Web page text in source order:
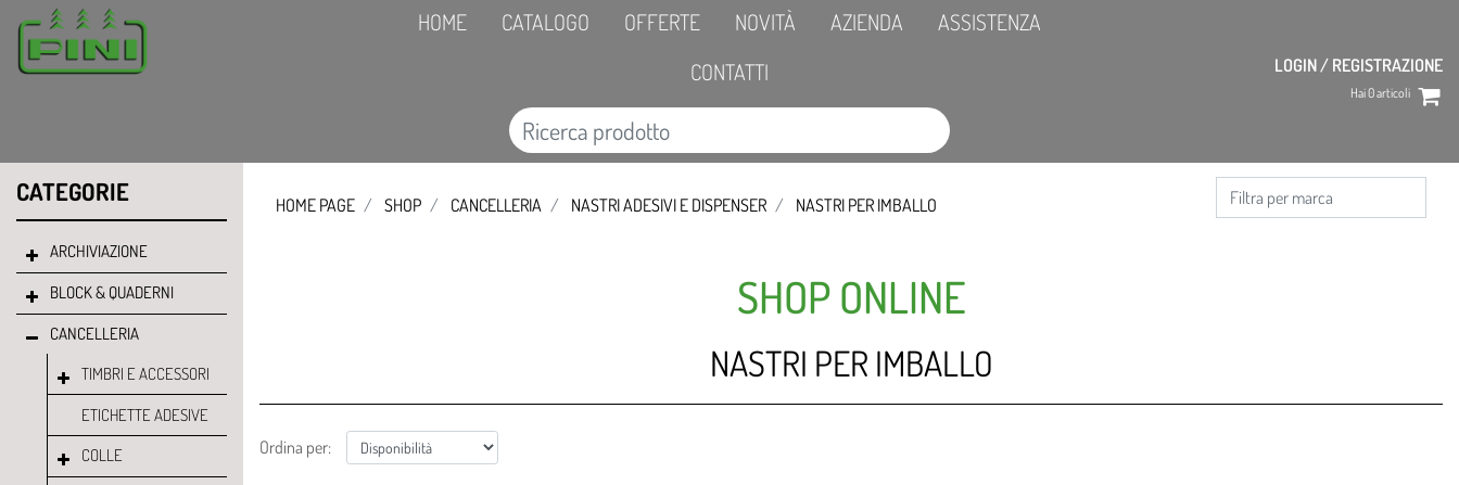
HOME CATALOGO OFFERTE NOVITÀ AZIENDA
ASSISTENZA
CONTATTI
LOGIN / REGISTRAZIONE
Hai0articoli
CATEGORIE
ARCHIVIAZIONE
BLOCK & QUADERNI
CANCELLERIA
TIMBRI E ACCESSORI
ETICHETTE ADESIVE
COLLE
HOME PAGE SHOP CANCELLERIA NASTRI ADESIVI E DISPENSER NASTRI PER IMBALLO
SHOP ONLINE
NASTRI PER IMBALLO
Ordina per: